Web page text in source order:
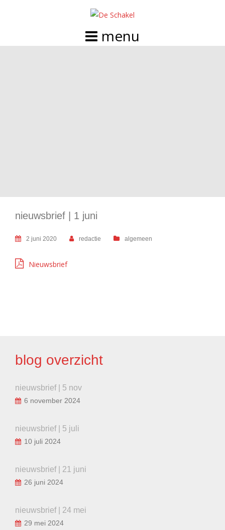
nieuwsbrief | 1 juni
2 juni 2020 redactie algemeen
Nieuwsbrief
blog overzicht
nieuwsbrief | 5 nov
6 november 2024
nieuwsbrief | 5 juli
10 juli 2024
nieuwsbrief | 21 juni
26 juni 2024
nieuwsbrief | 24 mei
29 mei 2024